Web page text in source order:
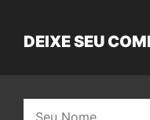
DEIXE SEU